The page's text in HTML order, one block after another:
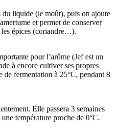
du liquide (le moût), puis on ajoute
et permet de conserver
les épices (coriandre…).
pour l’arôme (Jef est un
à encore cultiver ses propres
de fermentation à 25°C, pendant 8
Elle passera 3 semaines
température proche de 0°C.